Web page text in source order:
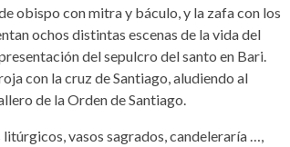
obispo con mitra y báculo, y la zafa con los
ochos distintas escenas de la vida del
del sepulcro del santo en Bari.
con la cruz de Santiago, aludiendo al
de la Orden de Santiago.
vasos sagrados, candeleraría …,